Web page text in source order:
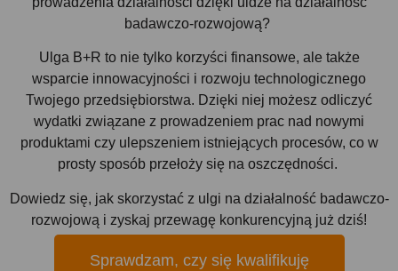
badawczo-rozwojową?
Ulga B+R to nie tylko korzyści finansowe, ale także
wsparcie innowacyjności i rozwoju technologicznego
Twojego przedsiębiorstwa. Dzięki niej możesz odliczyć
wydatki związane z prowadzeniem prac nad nowymi
produktami czy ulepszeniem istniejących procesów, co w
prosty sposób przełoży się na oszczędności.
Dowiedz się, jak skorzystać z ulgi na działalność badawczo-
rozwojową i zyskaj przewagę konkurencyjną już dziś!
Sprawdzam, czy się kwalifikuję